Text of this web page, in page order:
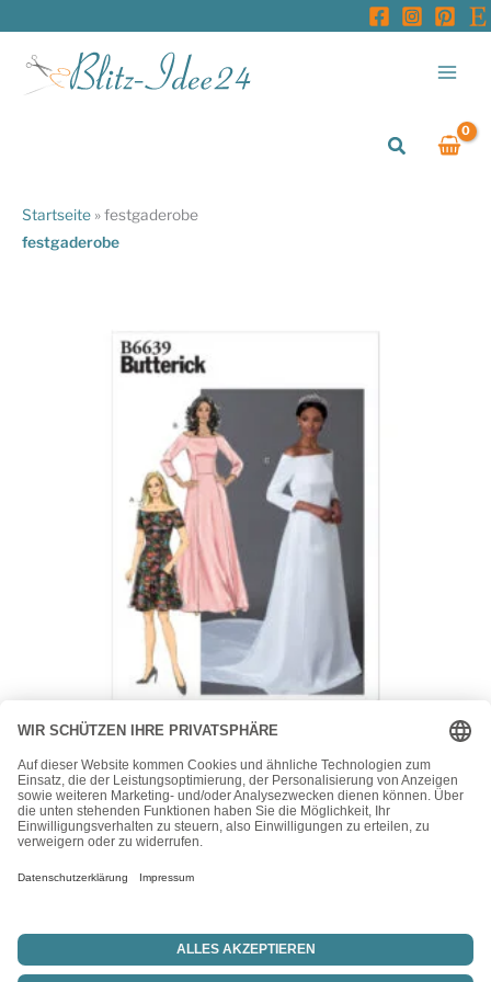
springen
Suchen
Startseite »festgaderobe
festgaderobe
Butterick
Butterick Schnittmuster – B6639 – elegantes Kleid mit
Schleppe
15,50€